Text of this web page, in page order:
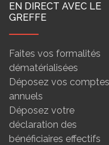
EN DIRECT AVEC LE
GREFFE
Faites vos formalités
dématérialisées
Déposez vos comptes
annuels
Déposez votre
déclaration des
bénéficiaires effectifs